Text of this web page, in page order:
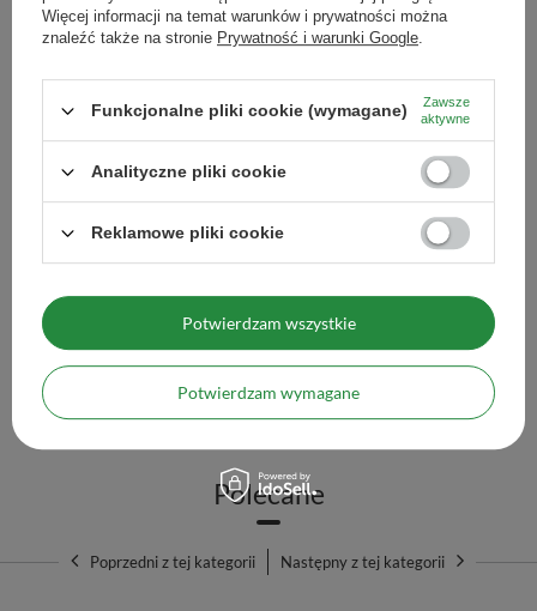
Tykwa Ceramiczna - Caballo 350 ml
31,90 zł
Ilość produktów
31,90 zł
Ilość produktów
Polecane
Poprzedni z tej kategorii Następny z tej kategorii
Więcej informacji na temat warunków i prywatności można
znaleźć także na stronie Prywatność i warunki Google.
Funkcjonalne pliki cookie (wymagane)
Zawsze
aktywne
Analityczne pliki cookie
Reklamowe pliki cookie
Potwierdzam wymagane
Potwierdzam wszystkie